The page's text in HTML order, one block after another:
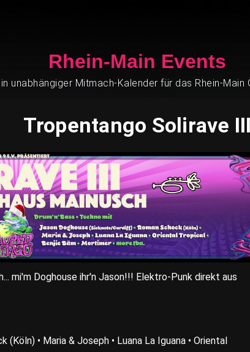
Rhein-Main Events
unabhängiger Mitmach-Kalender für das Rhein-Main
Tropentango Solirave III
mi'm Doghouse ihr'n Jason!!! Elektro-Punk direkt aus
• Maria & Joseph • Luana La Iguana • Oriental